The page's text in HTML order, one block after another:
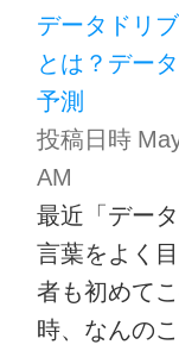
データドリ
とは？デー
予測
投稿日時
AM
最近「デー
言葉をよく
者も初めて
時、なんの